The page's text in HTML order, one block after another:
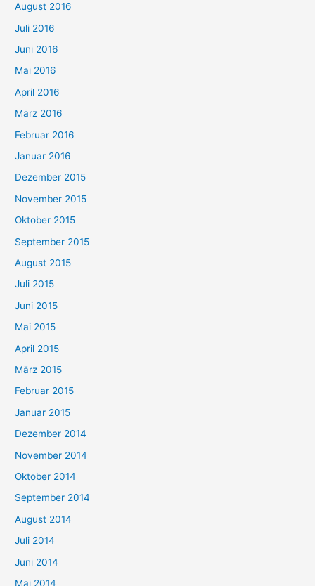
August 2016
Juli 2016
Juni 2016
Mai 2016
April 2016
März 2016
Februar 2016
Januar 2016
Dezember 2015
November 2015
Oktober 2015
September 2015
August 2015
Juli 2015
Juni 2015
Mai 2015
April 2015
März 2015
Februar 2015
Januar 2015
Dezember 2014
November 2014
Oktober 2014
September 2014
August 2014
Juli 2014
Juni 2014
Mai 2014